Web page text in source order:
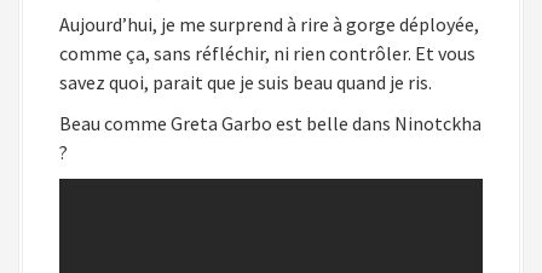
Aujourd’hui, je me surprend à rire à gorge déployée,
comme ça, sans réfléchir, ni rien contrôler. Et vous
savez quoi, parait que je suis beau quand je ris.
Beau comme Greta Garbo est belle dans Ninotckha
?